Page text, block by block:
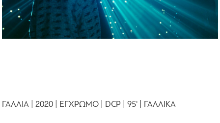
ΓΑΛΛΙΑ | 2020 | ΕΓΧΡΩΜΟ | DCP | 95' | ΓΑΛΛΙΚΑ